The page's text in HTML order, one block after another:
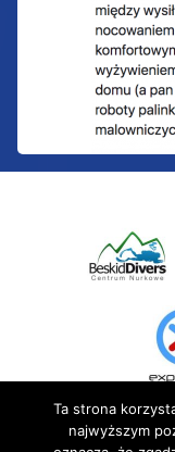
Ta strona
najwyższym